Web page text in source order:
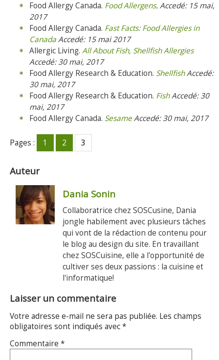
Food Allergy Canada. Food Allergens. Accedé: 15 mai,
2017
Food Allergy Canada. Fast Facts: Food Allergies in
Canada Accedé: 15 mai 2017
Allergic Living. All About Fish, Shellfish Allergies
Accedé: 30 mai, 2017
Food Allergy Research & Education. Shellfish Accedé:
30 mai, 2017
Food Allergy Research & Education. Fish Accedé: 30
mai, 2017
Food Allergy Canada. Sesame Accedé: 30 mai, 2017
Pages : 1 2 3
Auteur
Dania Sonin
Collaboratrice chez SOSCusine, Dania
jongle habilement avec plusieurs tâches
qui vont de la rédaction de contenu pour
le blog au design du site. En travaillant
chez SOSCuisine, elle a l'opportunité de
cultiver ses deux passions : la cuisine et
l'informatique!
Laisser un commentaire
Votre adresse e-mail ne sera pas publiée. Les champs
obligatoires sont indiqués avec*
Commentaire *